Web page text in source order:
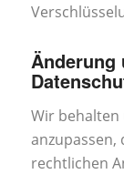
Änderung
Wir behalten
anzupassen,
rechtlichen